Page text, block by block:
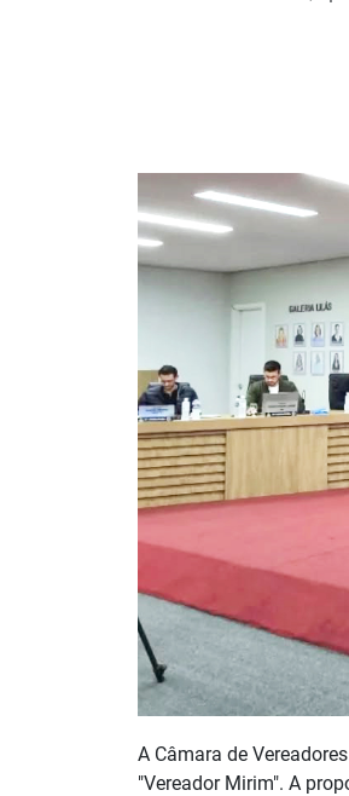
A Câmara de
"Vereador Mirim". A